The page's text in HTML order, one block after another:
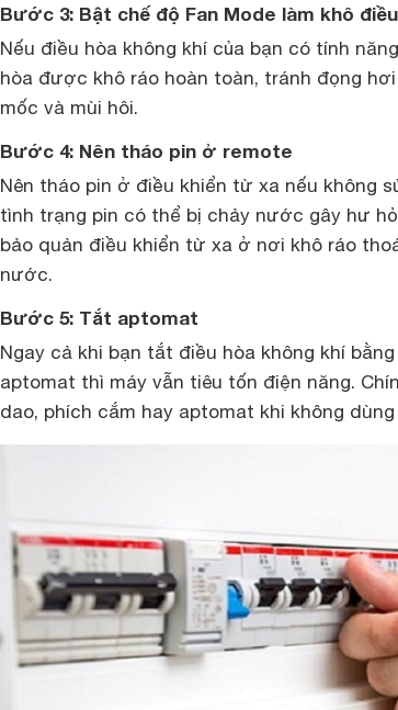
Bước 3: Bật chế độ Fan Mode làm khô
Nếu điều hòa không khí của bạn có tính năng
hòa được khô ráo hoàn toàn, tránh đọng
mốc và mùi hôi.
Bước 4: Nên tháo pin ở remote
Nên tháo pin ở điều khiển từ xa nếu không
tình trạng pin có thể bị chảy nước gây hư
bảo quản điều khiển từ xa ở nơi khô ráo
nước.
Bước 5: Tắt aptomat
Ngay cả khi bạn tắt điều hòa không khí
aptomat thì máy vẫn tiêu tốn điện năng.
dao, phích cắm hay aptomat khi không